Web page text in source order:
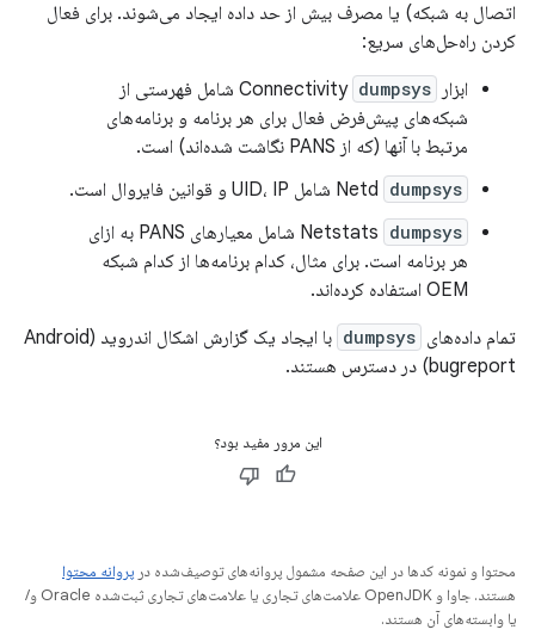
اتصال به شبکه) یا مصرف بیش از حد داده ایجاد می‌شوند. برای فعال
کردن راه‌حل‌های سریع:
ابزار Connectivity
dumpsys
شامل فهرستی از
شبکه‌های پیش‌فرض فعال برای هر برنامه و برنامه‌های
مرتبط با آنها (که از PANS نگاشت شده‌اند) است.
Netd dumpsys
شامل UID، IP و قوانین فایروال است.
Netstats dumpsys
شامل معیارهای PANS به ازای
هر برنامه است. برای مثال، کدام برنامه‌ها از کدام شبکه
OEM استفاده کرده‌اند.
تمام داده‌های dumpsys
با ایجاد یک گزارش اشکال اندروید (Android
bugreport) در دسترس هستند.
این مرور مفید بود؟
محتوا و نمونه کدها در این صفحه مشمول پروانه‌های توصیف‌شده در پروانه محتوا
هستند. جاوا و OpenJDK علامت‌های تجاری یا علامت‌های تجاری ثبت‌شده Oracle و/
یا وابسته‌های آن هستند.